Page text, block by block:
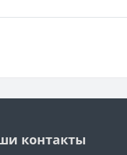
контакты